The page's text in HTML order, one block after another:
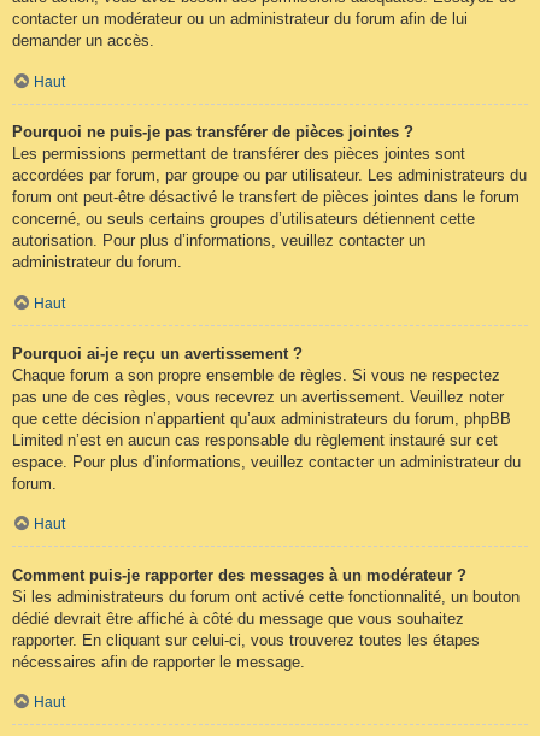
contacter un modérateur ou un administrateur du forum afin de lui
demander un accès.
Haut
Pourquoi ne puis-je pas transférer de pièces jointes ?
Les permissions permettant de transférer des pièces jointes sont
accordées par forum, par groupe ou par utilisateur. Les administrateurs du
forum ont peut-être désactivé le transfert de pièces jointes dans le forum
concerné, ou seuls certains groupes d’utilisateurs détiennent cette
autorisation. Pour plus d’informations, veuillez contacter un
administrateur du forum.
Haut
Pourquoi ai-je reçu un avertissement ?
Chaque forum a son propre ensemble de règles. Si vous ne respectez
pas une de ces règles, vous recevrez un avertissement. Veuillez noter
que cette décision n’appartient qu’aux administrateurs du forum, phpBB
Limited n’est en aucun cas responsable du règlement instauré sur cet
espace. Pour plus d’informations, veuillez contacter un administrateur du
forum.
Haut
Comment puis-je rapporter des messages à un modérateur ?
Si les administrateurs du forum ont activé cette fonctionnalité, un bouton
dédié devrait être affiché à côté du message que vous souhaitez
rapporter. En cliquant sur celui-ci, vous trouverez toutes les étapes
nécessaires afin de rapporter le message.
Haut